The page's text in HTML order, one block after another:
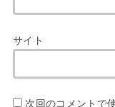
サイト
次回のコメントで